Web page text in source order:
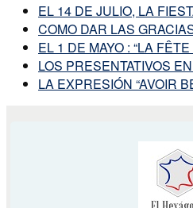
EL 14 DE JULIO, LA
COMO DAR LAS
EL 1 DE MAYO : “LA
LOS PRESENTATIVOS
LA EXPRESIÓN “AVOIR